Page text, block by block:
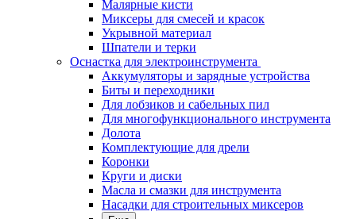
Малярные кисти
Миксеры для смесей и красок
Укрывной материал
Шпатели и терки
Оснастка для электроинструмента
Аккумуляторы и зарядные устройства
Биты и переходники
Для лобзиков и сабельных пил
Для многофункционального инструмента
Долота
Комплектующие для дрели
Коронки
Круги и диски
Масла и смазки для инструмента
Насадки для строительных миксеров